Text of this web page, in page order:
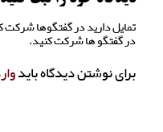
تمایل دارید در گفتگوها شرکت
در گفتگو ها شرکت کنید.
برای نوشتن دیدگاه باید